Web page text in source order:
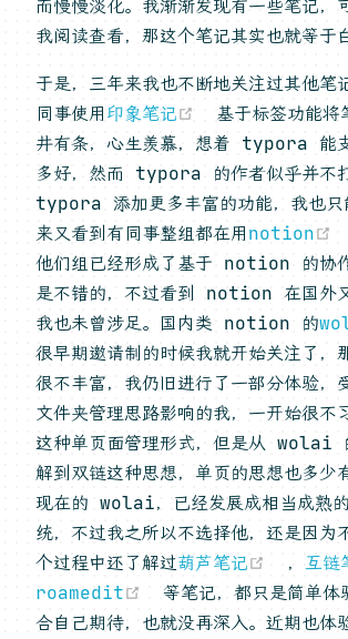
而慢慢淡化。我渐渐发现有一些笔记，
我阅读查看，那这个笔记其实也就等于
于是，三年来我也不断地关注过其他笔
同事使用 印象笔记 (opens new
基于标签功能将
井有条，心生羡慕，想着 typora 能
多好，然而 typora 的作者似乎并不
typora 添加更多丰富的功能，我也只
来又看到有同事整组都在用 notion
他们组已经形成了基于 notion 的协
是不错的，不过看到 notion 在国外又
我也未曾涉足。国内类 notion 的
很早期邀请制的时候我就开始关注了，
很不丰富，我仍旧进行了一部分体验，
文件夹管理思路影响的我，一开始很
这种单页面管理形式，但是从 wolai
解到双链这种思想，单页的思想也多少
现在的 wolai，已经发展成相当成熟
统，不过我之所以不选择他，还是因为
个过程中还了解过葫芦笔记 ， 互链
roamedit
(opens new
等笔记，都只是简单体
合自己期待，也就没再深入。近期也体